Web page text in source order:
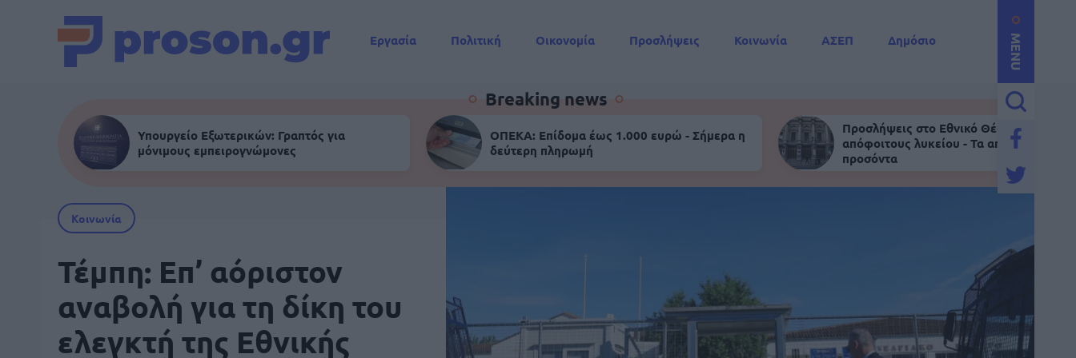
MENU
Εργασία Πολιτική Οικονομία Προσλήψεις Κοινωνία ΑΣΕΠ
Δημόσιο
Breaking news
Υπουργείο Εξωτερικών: Γραπτός για
μόνιμους εμπειρογνώμονες
ΟΠΕΚΑ: Επίδομα έως 1.000 ευρώ - Σήμερα η
δεύτερη πληρωμή
Προσλήψεις στο Εθνικό Θέατρο για
απόφοιτους λυκείου - Τα απαραίτητα
προσόντα
Κοινωνία
Τέμπη: Επ’ αόριστον
αναβολή για τη δίκη του
ελεγκτή της Εθνικής